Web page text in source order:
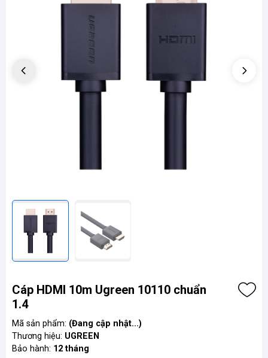
Cáp HDMI 10m Ugreen 10110 chuẩn
1.4
Mã sản phẩm: (Đang cập nhật...)
Thương hiệu: UGREEN
Bảo hành: 12 tháng